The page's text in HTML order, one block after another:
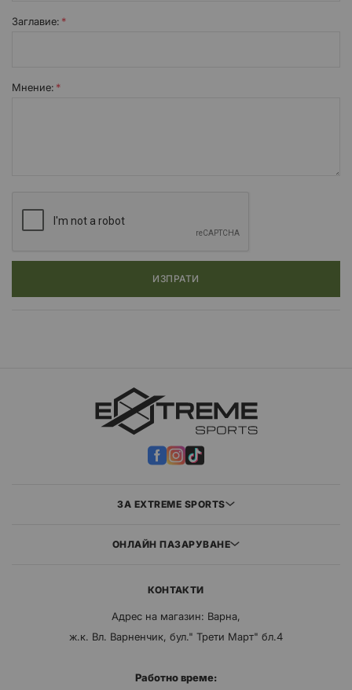
Заглавиe:
Мнение:
ИЗПРАТИ
ЗА EXTREME SPORTS
ОНЛАЙН ПАЗАРУВАНЕ
КОНТАКТИ
Адрес на магазин: Варна,
ж.к. Вл. Варненчик, бул." Трети Март" бл.4
Работно време: